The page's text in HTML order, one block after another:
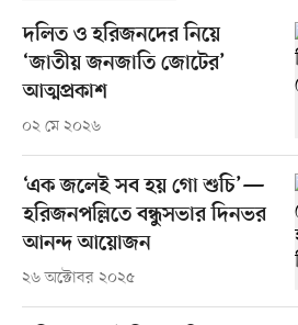
দলিত ও হরিজনদের নিয়ে
‘জাতীয় জনজাতি জোটের’
আত্মপ্রকাশ
০২ মে ২০২৬
‘এক জলেই সব হয় গো শুচি’—
হরিজনপল্লিতে বন্ধুসভার দিনভর
আনন্দ আয়োজন
২৬ অক্টোবর ২০২৫